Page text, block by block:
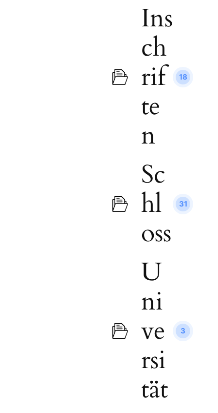
Ins
ch
rif
te
n
18
Sc
hl
oss
31
U
ni
ve
rsi
tät
3